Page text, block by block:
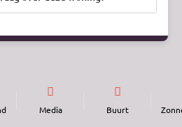
Media Buurt